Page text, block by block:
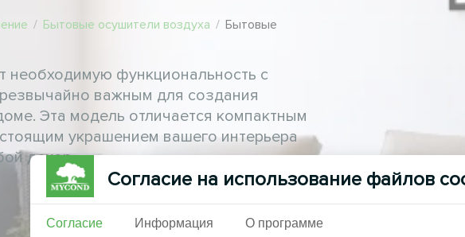
/ Бытовые осушители воздуха / Бытовые
необходимую функциональность с
важным для создания
Эта модель отличается компактным
украшением вашего интерьера
декор
Согласие на использование файлов
Согласие Информация О программе